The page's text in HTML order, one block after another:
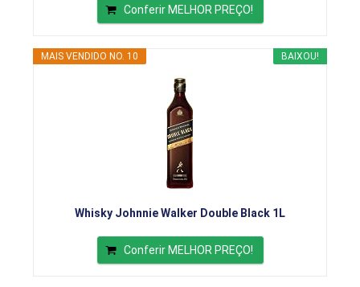
Conferir MELHOR PREÇO!
BAIXOU!
MAIS VENDIDO NO. 10
Whisky Johnnie Walker Double Black 1L
Conferir MELHOR PREÇO!